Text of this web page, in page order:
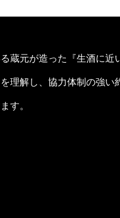
蔵元が造った『生酒に近
理解し、協力体制の強い
す。